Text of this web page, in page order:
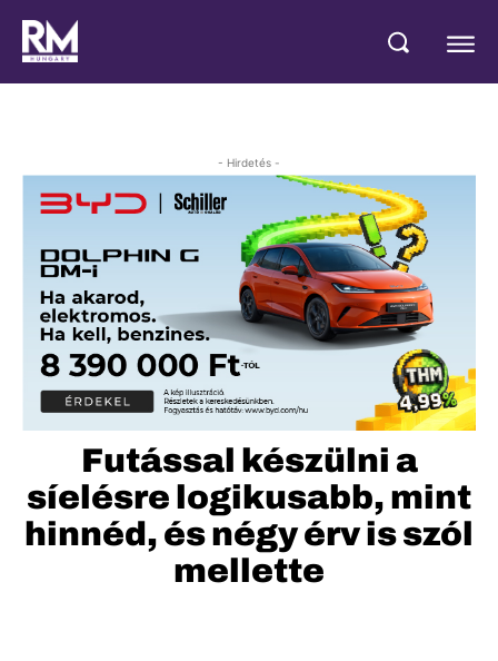
- Hirdetés -
Futással készülni a
síelésre logikusabb, mint
hinnéd, és négy érv is szól
mellette